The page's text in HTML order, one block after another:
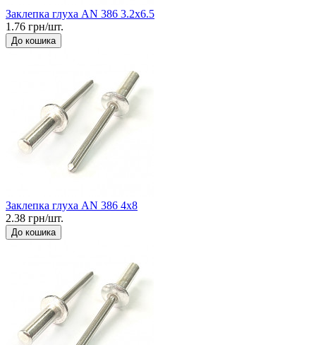
Заклепка глуха AN 386 3.2x6.5
1.76 грн/шт.
До кошика
Заклепка глуха AN 386 4x8
2.38 грн/шт.
До кошика